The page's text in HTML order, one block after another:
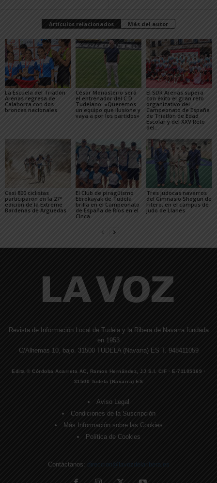
Artículos relacionados Más del autor
La Escuela del Triatlón
Arenas regresa de
Calahorra con dos
bronces nacionales
César Monasterio será
el entrenador del C.D.
Tudelano: «Queremos
un equipo que ilusione y
vaya a por los partidos»
El SDR Arenas supera
con éxito el gran reto
organizativo del
Campeonato de España
de Triatlón de Edad
Escolar y del XXV Reto
del...
Casi 800 ciclistas
participaron en la 27ª
edición de la Extreme
Bardenas de Arguedas
El Club de piragüismo
Ebrokayak de Tudela
brilla en el Campeonato
de España de Ríos en el
Cinca
Tres judocas navarros
del Gimnasio Shogun de
Fitero, en el campus de
judo de Llanes
Revista de Información Local de Tudela y la Ribera de Navarra fundada
en 1953
C/Alhemas 10, bajo. 31500 TUDELA (Navarra) ES T. 948411059
Edita © Córdoba Acarreta AC, Ramos Hernández, JJ S.I. CIF · E-71185169 ·
31500 Tudela (Navarra) ES
Aviso Legal
Condiciones de la Suscripción
Más Información sobre las Cookies
Política de Cookies
Contáctanos: direccion@lavozdelaribera.es